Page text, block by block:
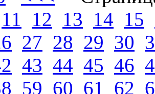
11 12 13 14 15
27 28 29 30
43 44 45 46
59 60 61 62